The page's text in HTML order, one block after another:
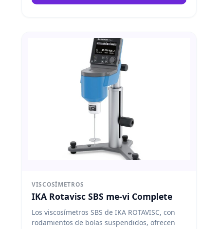
VISCOSÍMETROS
IKA Rotavisc SBS me-vi Complete
Los viscosímetros SBS de IKA ROTAVISC, con
rodamientos de bolas suspendidos, ofrecen